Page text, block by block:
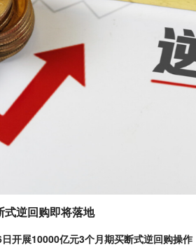
式逆回购即将落地
开展10000亿元3个月期买断式逆回购操作